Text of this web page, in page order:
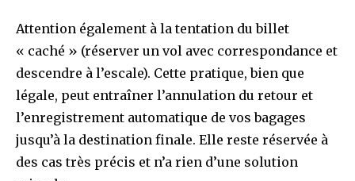
Attention également à la tentation du billet
« caché » (réserver un vol avec correspondance et
descendre à l’escale). Cette pratique, bien que
légale, peut entraîner l’annulation du retour et
l’enregistrement automatique de vos bagages
jusqu’à la destination finale. Elle reste réservée à
des cas très précis et n’a rien d’une solution